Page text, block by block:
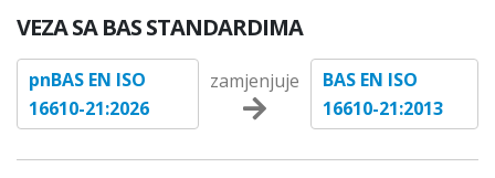
VEZA SA BAS STANDARDIMA
pnBAS EN ISO
16610-21:2026
zamjenjuje
BAS EN ISO
16610-21:2013